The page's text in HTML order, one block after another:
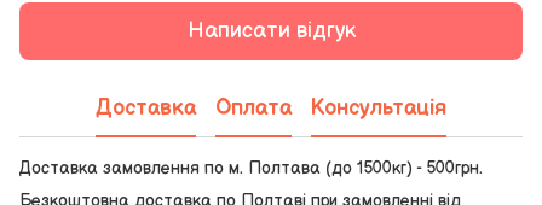
Написати відгук
Доставка Оплата Консультація
Доставка замовлення по м. Полтава (до 1500кг) - 500грн.
Безкоштовна доставка по Полтаві при замовленні від